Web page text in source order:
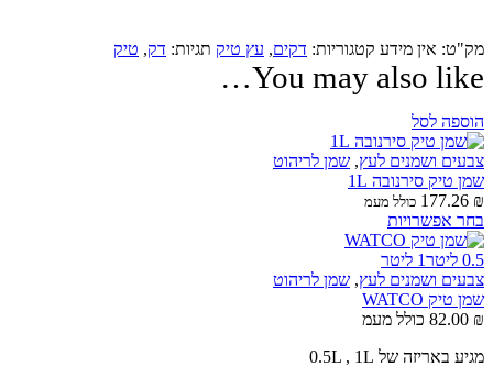
מק"ט: אין מידע קטגוריות: דקים, עץ טיק תגיות: דק, טיק
You may also like…
הוספה לסל
צבעים ושמנים לעץ, שמן לריהוט
שמן טיק סירנובה 1L
177.26 ₪ כולל מעמ
בחר אפשרויות
0.5 ליטר
1 ליטר
צבעים ושמנים לעץ, שמן לריהוט
שמן טיק WATCO
82.00 ₪
כולל מעמ
מגיע באריזה של 0.5L , 1L